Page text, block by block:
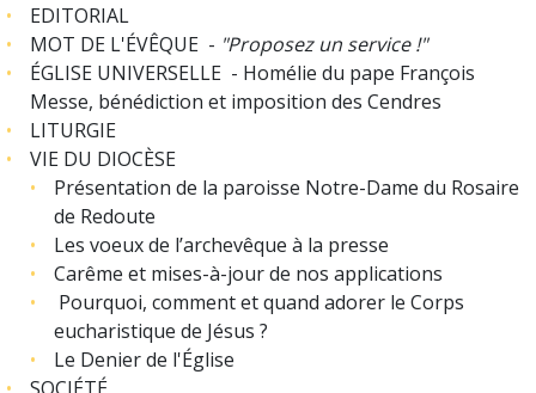
EDITORIAL
MOT DE L'ÉVÊQUE - "Proposez un service !"
ÉGLISE UNIVERSELLE - Homélie du pape François
Messe, bénédiction et imposition des Cendres
LITURGIE
VIE DU DIOCÈSE
Présentation de la paroisse Notre-Dame du Rosaire
de Redoute
Les voeux de l’archevêque à la presse
Carême et mises-à-jour de nos applications
Pourquoi, comment et quand adorer le Corps
eucharistique de Jésus ?
Le Denier de l'Église